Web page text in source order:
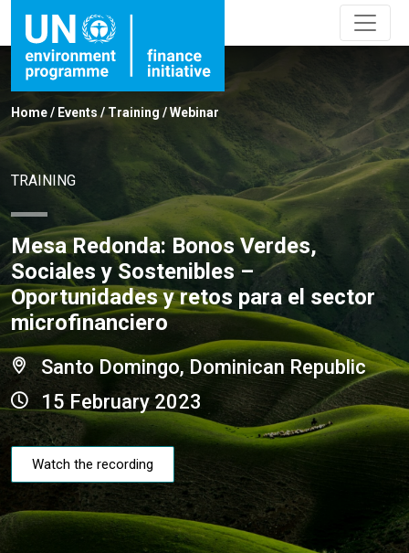
Home/ Events/Training /Webinar
TRAINING
Mesa Redonda: Bonos Verdes,
Sociales y Sostenibles –
Oportunidades y retos para el sector
microfinanciero
Santo Domingo, Dominican Republic
15 February 2023
Watch the recording